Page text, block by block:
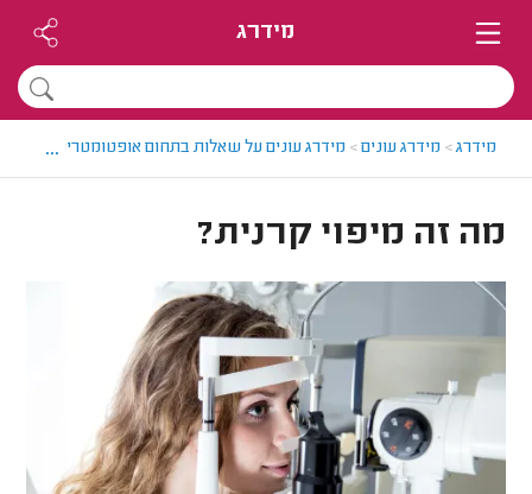
מידרג
מידרג> מידרג עונים> מידרג עונים על שאלות בתחום אופטומטריסטים
...
מה זה מיפוי קרנית?